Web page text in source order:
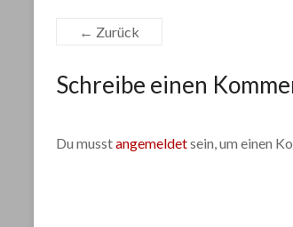
← Zurück
Schreibe einen
Du musstangemeldetsein, um einen